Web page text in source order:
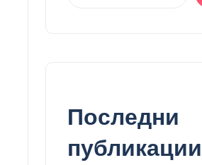
Последни
публикации